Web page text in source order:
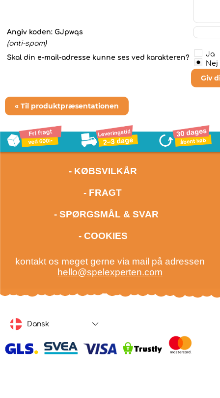
Angiv koden: GJpwqs
(anti-spam)
Skal din e-mail-adresse kunne ses ved karakteren?
Ja
Nej
Giv
« Til produktpræsentationen
- KØBSVILKÅR
- FRAGT
- SPØRGSMÅL & SVAR
- COOKIES
kontakt os meget gerne via mail på adressen
hello@spelexperten.com
Dansk